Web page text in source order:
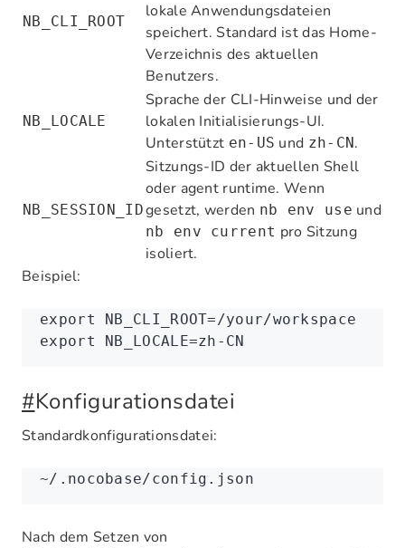
NB_CLI_ROOT
lokale Anwendungsdateien
speichert. Standard ist das Home-
Verzeichnis des aktuellen
Benutzers.
NB_LOCALE
Sprache der CLI-Hinweise und der
lokalen Initialisierungs-UI.
Unterstützt en-US und zh-CN.
NB_SESSION_ID
Sitzungs-ID der aktuellen Shell
oder agent runtime. Wenn
gesetzt, werden nb env use und
nb env current pro Sitzung
isoliert.
Beispiel:
export NB_CLI_ROOT=/your/workspace
export NB_LOCALE=zh-CN
#Konfigurationsdatei
Standardkonfigurationsdatei:
~/.nocobase/config.json
Nach dem Setzen von